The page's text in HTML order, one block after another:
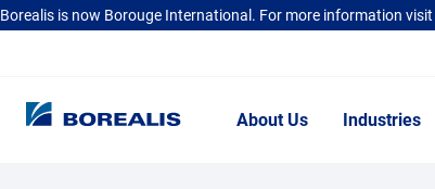
Borealis is now Borouge International. For more information visit
About Us Industries